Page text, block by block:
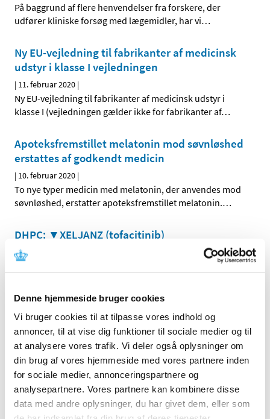
Denne hjemmeside bruger cookies
Vi bruger cookies til at tilpasse vores indhold og
annoncer, til at vise dig funktioner til sociale medier og til
at analysere vores trafik. Vi deler også oplysninger om
din brug af vores hjemmeside med vores partnere inden
for sociale medier, annonceringspartnere og
analysepartnere. Vores partnere kan kombinere disse
data med andre oplysninger, du har givet dem, eller som
På baggrund af flere henvendelser fra forskere, der
udfører kliniske forsøg med lægemidler, har vi…
Ny EU-vejledning til fabrikanter af medicinsk
udstyr i klasse I vejledningen
| 11. februar 2020 |
Ny EU-vejledning til fabrikanter af medicinsk udstyr i
klasse I (vejledningen gælder ikke for fabrikanter af…
Apoteksfremstillet melatonin mod søvnløshed
erstattes af godkendt medicin
| 10. februar 2020 |
To nye typer medicin med melatonin, der anvendes mod
søvnløshed, erstatter apoteksfremstillet melatonin.…
DHPC: ▼XELJANZ (tofacitinib)
|7. februar 2020
Øget risiko for venøs tromboemboli og øget risiko for
Myndighederne forbereder sig på en hurtig
godkendelse af vaccine mod coronavirus
|6. februar 2020|
Lægemiddelmyndigheder verden over støtter forskere og
virksomheder i hurtigt at udvikle en vaccine mod
DHPC: Cordarone (amiodaron) injektionsvæske